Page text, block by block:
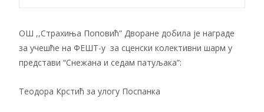
ОШ ,,Страхиња Поповић” Дворане добила је награде
за учешће на ФЕШТ-у за сценски колективни шарм у
представи “Снежана и седам патуљака”:
Теодора Крстић за улогу Поспанка